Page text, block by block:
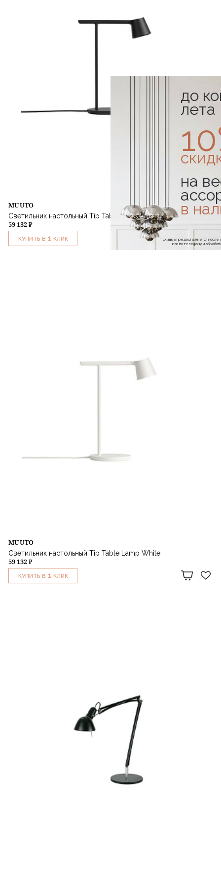
MUUTO
Светильник настольный Tip Table Lamp Black
59 132 ₽
КУПИТЬ В 1 КЛИК
MUUTO
Светильник настольный Tip Table Lamp White
59 132 ₽
КУПИТЬ В 1 КЛИК
до
лета
на
в
* скидка предоставляется
или по телефону и